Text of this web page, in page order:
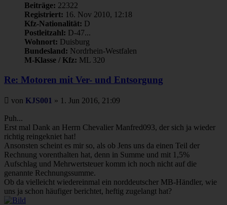
Beiträge: 22322
Registriert: 16. Nov 2010, 12:18
Kfz-Nationalität: D
Postleitzahl: D-47...
Wohnort: Duisburg
Bundesland: Nordrhein-Westfalen
M-Klasse / Kfz: ML 320
Re: Motoren mit Ver- und Entsorgung
Beitrag
von KJS001 » 1. Jun 2016, 21:09
Puh...
Erst mal Dank an Herrn Chevalier Manfred093, der sich ja wieder
richtig reingekniet hat!
Ansonsten scheint es mir so, als ob Jens uns da einen Teil der
Rechnung vorenthalten hat, denn in Summe und mit 1,5%
Aufschlag und Mehrwertsteuer komm ich noch nicht auf die
genannte Rechnungssumme.
Ob da vielleicht wiedereinmal ein norddeutscher MB-Händler, wie
uns ja schon häufiger berichtet, heftig zugelangt hat?